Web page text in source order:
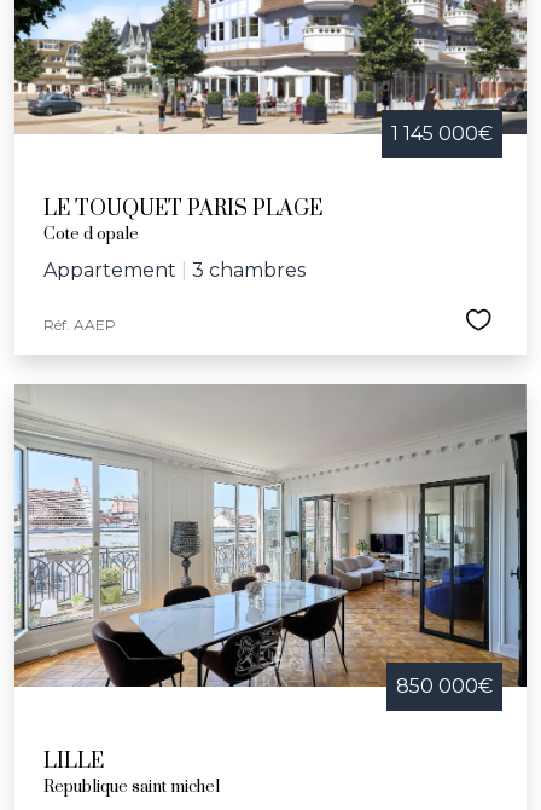
1 145 000€
LE TOUQUET PARIS PLAGE
Cote d opale
Appartement 3 chambres
Réf. AAEP
850 000€
LILLE
Republique saint michel